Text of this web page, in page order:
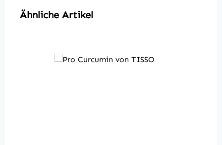
Produktgalerie überspringen
Ähnliche Artikel